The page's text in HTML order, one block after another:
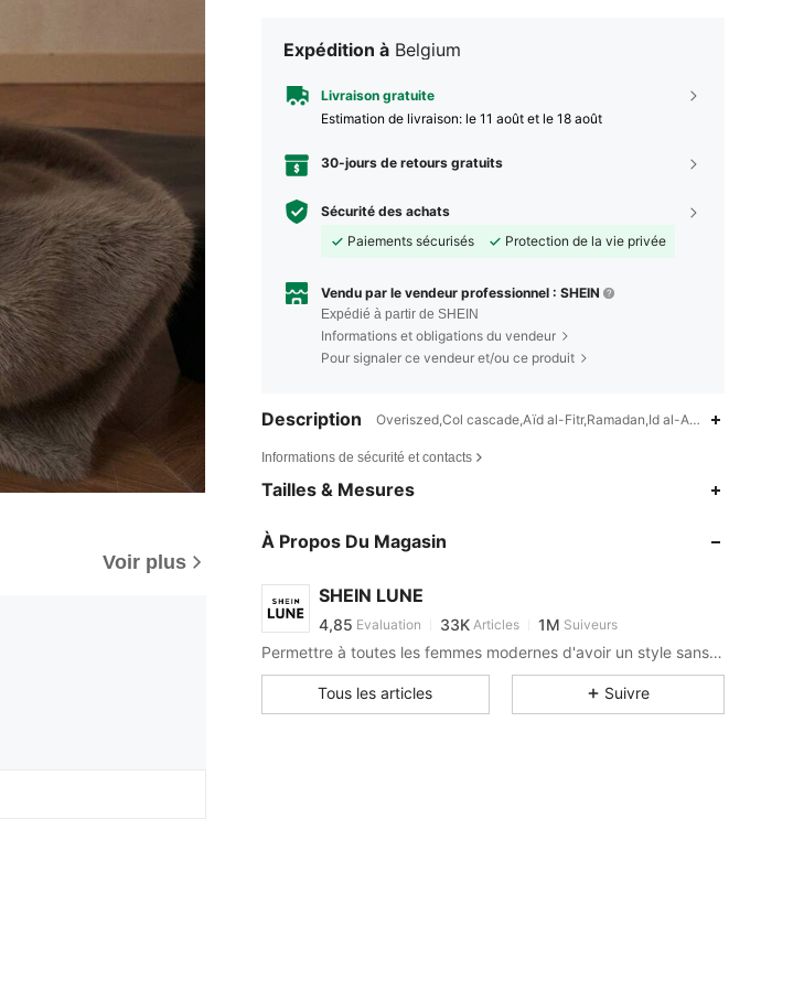
Voir plus
Expédition à Belgium
Livraison gratuite
Estimation de livraison: le 11 août et le 18 août
30-jours de retours gratuits
Sécurité des achats
Paiements sécurisés
Protection de la vie privée
Vendu par le vendeur professionnel : SHEIN
Expédié à partir de SHEIN
Informations et obligations du vendeur
Pour signaler ce vendeur et/ou ce produit
Description Overiszed,Col cascade,Aïd al-Fitr,Ramadan,Id al-Adha
Informations de sécurité et contacts
Tailles & Mesures
À Propos Du Magasin
SHEIN LUNE
4,85
4,85
33K
4,85
4,85 Evaluation 33K Articles 1M Suiveurs
est en train de naviguer
4,85 33K
1M
4,85
4,85
33K
1M
Permettre à toutes les femmes modernes d'avoir un style sans limite.
Tous les articles Suivre